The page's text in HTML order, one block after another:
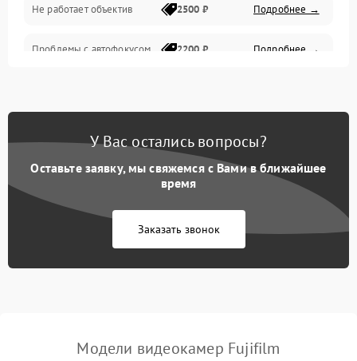
Не работает объектив 2500 ₽ Подробнее →
Проблемы с автофокусом 2200 ₽ Подробнее →
Плохое качество
2500 ₽ Подробнее →
Не работает зум Подробнее →
Не работает стабилизация
У Вас остались вопросы?
Оставьте заявку, мы свяжемся с Вами в ближайшее
время
Заказать звонок
Модели видеокамер Fujifilm